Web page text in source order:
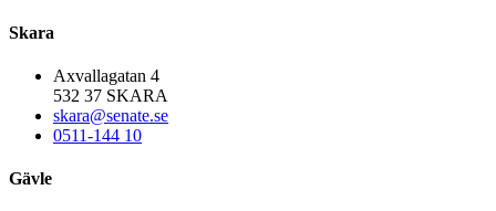
Skara
Axvallagatan 4
532 37 SKARA
skara@senate.se
0511-144 10
Gävle